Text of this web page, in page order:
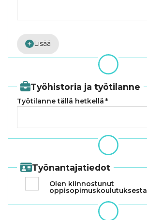
Lisää
Työhistoria ja työtilanne
Työtilanne tällä hetkellä *
Työnantajatiedot
Olen kiinnostunut
oppisopimuskoulutuksesta